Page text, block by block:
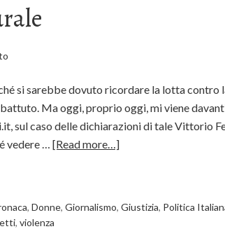
si sarebbe dovuto ricordare la lotta contro
Ma oggi, proprio oggi, mi viene
sul caso delle dichiarazioni di tale Vittorio
vedere … [Read more…]
, Donne, Giornalismo, Giustizia, Politica
, violenza